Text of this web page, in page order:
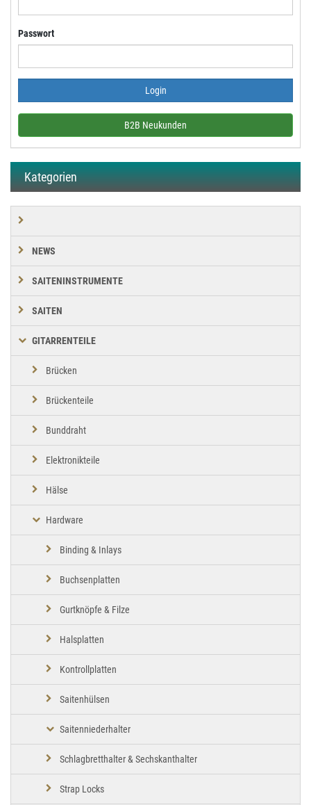
Passwort
B2B Neukunden
Kategorien
NEWS
SAITENINSTRUMENTE
SAITEN
GITARRENTEILE
Brücken
Brückenteile
Bunddraht
Elektronikteile
Hälse
Hardware
Binding & Inlays
Buchsenplatten
Gurtknöpfe & Filze
Halsplatten
Kontrollplatten
Saitenhülsen
Saitenniederhalter
Schlagbretthalter & Sechskanthalter
Strap Locks